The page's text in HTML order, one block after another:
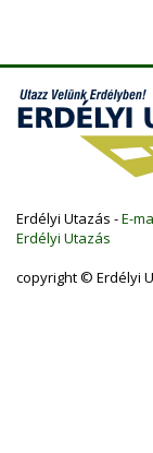
Erdélyi Utazás -E-
Erdélyi Utazás
copyright © Erdélyi